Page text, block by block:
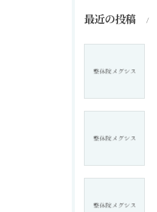
最近の投稿